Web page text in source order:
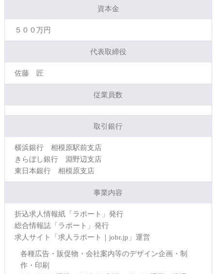
資本金
５００万円
代表取締役
佐藤 匠
従業員数
取引銀行
横浜銀行 相模原駅前支店
きらぼし銀行 淵野辺支店
東日本銀行 相模原支店
事業内容
折込求人情報紙「ラポート」発行
総合情報誌「ラポート」発行
求人サイト「求人ラポート｜jobr.jp」運営
各種広告・販促物・会社案内等のデザイン企画・制
作・印刷